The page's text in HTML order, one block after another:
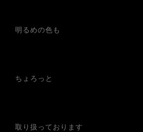
明るめの色も
ちょろっと
取り扱っております